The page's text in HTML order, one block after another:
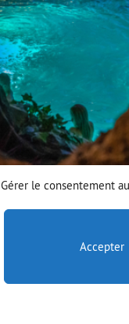
Gérer le consentement
Accepter